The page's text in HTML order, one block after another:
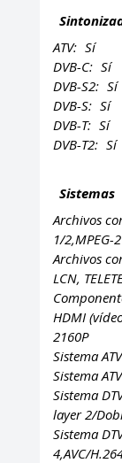
ATV: Sí
DVB-C: Sí
DVB-S2: Sí
DVB-S: Sí
DVB-T: Sí
DVB-T2: Sí
Sistemas
Archivos
1/2,MPEG-
Archivos
LCN,
HDMI
2160P
Sistema
Sistema
Sistema
layer 2/
Sistema
4,AVC/